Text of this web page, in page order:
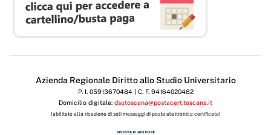
Azienda Regionale Diritto allo Studio Universitario
P. I. 05913670484 | C. F. 94164020482
Domicilio digitale: dsutoscana@postacert.toscana.it
(abilitato alla ricezione di soli messaggi di posta elettronica certificata)